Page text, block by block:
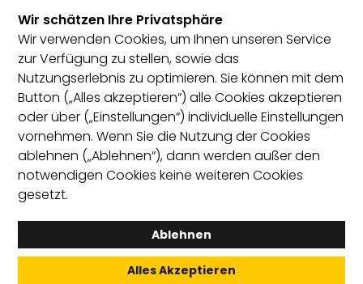
Ich bin Mitglied im Startup-Verband
Ich habe die Datenschutzerklärung zur Kenntnis
genommen und bin damit einverstanden, dass die von
mir angegebenen Daten elektronisch erhoben und
gespeichert werden. Mit dem Absenden erkläre ich mich
mit der Verarbeitung einverstanden.
Wir schätzen Ihre Privatsphäre
Wir verwenden Cookies, um Ihnen unseren Service
zur Verfügung zu stellen, sowie das
Nutzungserlebnis zu optimieren. Sie können mit dem
Button („Alles akzeptieren“) alle Cookies akzeptieren
oder über („Einstellungen“) individuelle Einstellungen
vornehmen. Wenn Sie die Nutzung der Cookies
ablehnen („Ablehnen“), dann werden außer den
notwendigen Cookies keine weiteren Cookies
gesetzt.
Ablehnen
Alles Akzeptieren